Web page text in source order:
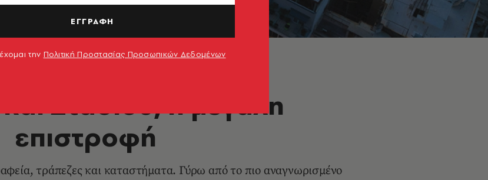
Σταδίου, η μεγάλη
επιστροφή
τράπεζες και καταστήματα. Γύρω από το πιο αναγνωρισμένο
ΕΓΓΡΑΦΗ
την Πολιτική Προστασίας Προσωπικών Δεδομένων